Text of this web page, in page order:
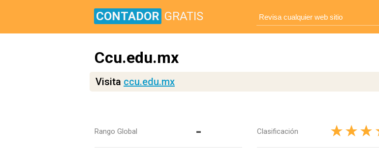
CONTADOR GRATIS
Ccu.edu.mx
Visita ccu.edu.mx
Rango Global - Clasificación